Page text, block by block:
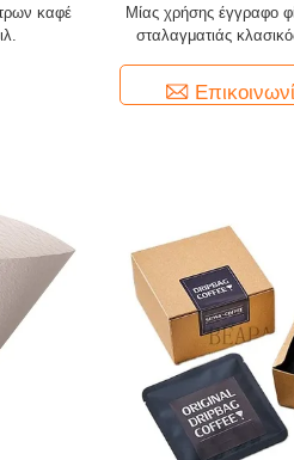
καφέ
Μίας χρήσης έγγραφο
σταλαγματιάς